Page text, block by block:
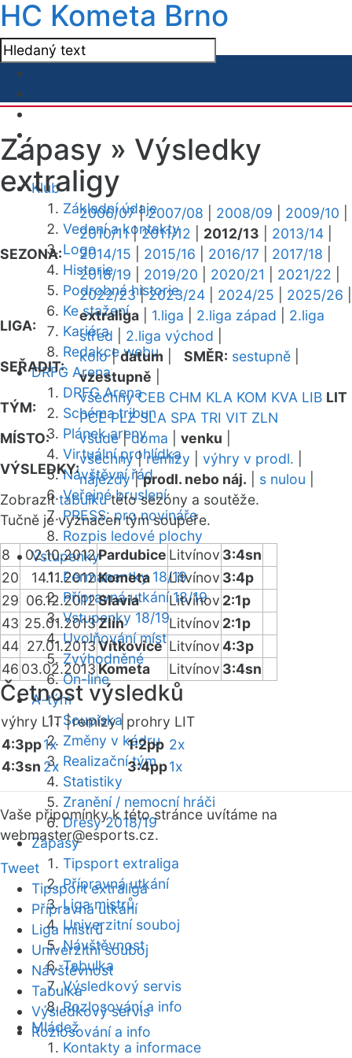
HC Kometa Brno
Klub
Základní údaje
Vedení a kontakty
Logo
Historie
Podrobná historie
Ke stažení
Kariéra
Redakce webu
DRFG Arena
DRFG Arena
Schéma tribun
Plánek areny
Virtuální prohlídka
Návštěvní řád
Veřejné bruslení
PRESS: pro novináře
Rozpis ledové plochy
Vstupenky
Permanentky 18/19
Přípravná utkání 18/19
Vstupenky 18/19
Uvolňování míst
Zvýhodněné
On-line
A-tým
Soupiska
Změny v kádru
Realizační tým
Statistiky
Zranění / nemocní hráči
Dresy 2018/19
Zápasy
Tipsport extraliga
Přípravná utkání
Liga mistrů
Univerzitní souboj
Návštěvnost
Tabulka
Výsledkový servis
Rozlosování a info
Mládež
Kontakty a informace
Zápasy » Výsledky
extraligy
SEZONA:
2006/07|2007/08 2008/09 2009/10
2010/11|2011/12 2012/13 2013/14
2014/15
2015/16 2016/17 2017/18
2018/19
2019/20 2020/21 2021/22
2022/23|2023/24 2024/25 2025/26
LIGA:
extraliga 1.liga 2.liga západ
2.liga
střed
2.liga východ
SEŘADIT:
kolo|datum SMĚR: sestupně
vzestupně
TÝM:
všechny CEB CHM KLA KOM KVA LIB LIT
PCE PLZ SLA SPA TRI VIT ZLN
MÍSTO:
všude|doma venku
VÝSLEDKY:
všechny|remízy výhry v prodl.
nájezdy|prodl. nebo náj. s nulou
Zobrazittabulkutéto sezóny a soutěže.
Tučně je vyznačen tým soupeře.
8 02.10.2012Pardubice Litvínov 3:4sn
20
14.11.2012Kometa Litvínov 3:4p
29 06.12.2012Slavia Litvínov 2:1p
43 25.01.2013Zlín Litvínov 2:1p
44 27.01.2013Vítkovice Litvínov4:3p
46 03.02.2013Kometa Litvínov 3:4sn
Četnost výsledků
výhry LIT |remízy | prohry LIT
4:3pp1x
4:3sn 2x
1:2pp 2x
3:4pp1x
Vaše připomínky k této stránce uvítáme na
webmaster@esports.cz.
Tweet
Tipsport extraliga
Přípravná utkání
Liga mistrů
Univerzitní souboj
Návštěvnost
Tabulka
Výsledkový servis
Rozlosování a info